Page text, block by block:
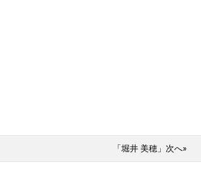
「堀井 美穂」次へ»